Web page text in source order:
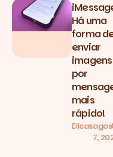
Há uma
forma
enviar
imagens
por
mais
rápido!
Dicas
7,